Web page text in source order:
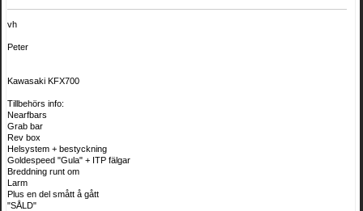
vh
Peter
Kawasaki KFX700
Tillbehörs info:
Nearfbars
Grab bar
Rev box
Helsystem + bestyckning
Goldespeed "Gula" + ITP fälgar
Breddning runt om
Larm
Plus en del smått å gått
"SÅLD"